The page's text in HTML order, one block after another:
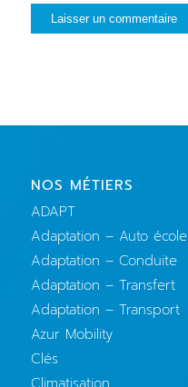
NOS MÉTIERS
ADAPT
Adaptation – Auto école
Adaptation – Conduite
Adaptation – Transfert
Adaptation – Transport
Azur Mobility
Clés